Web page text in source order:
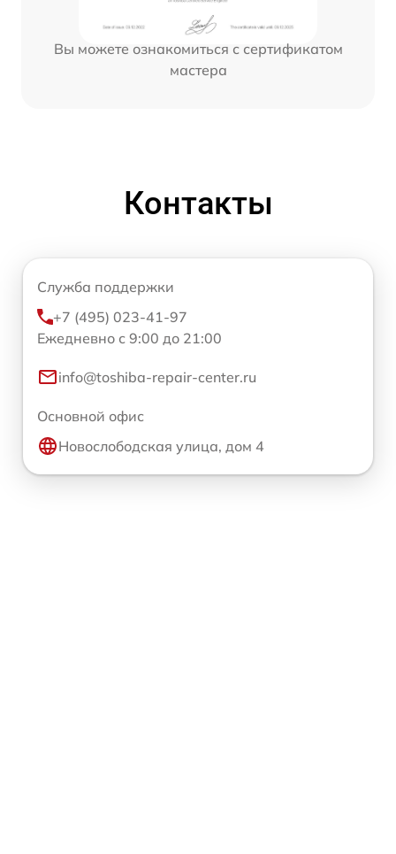
Вы можете ознакомиться с сертификатом
мастера
Контакты
Служба поддержки
+7 (495) 023-41-97
Ежедневно с 9:00 до 21:00
info@toshiba-repair-center.ru
Основной офис
Новослободская улица, дом 4